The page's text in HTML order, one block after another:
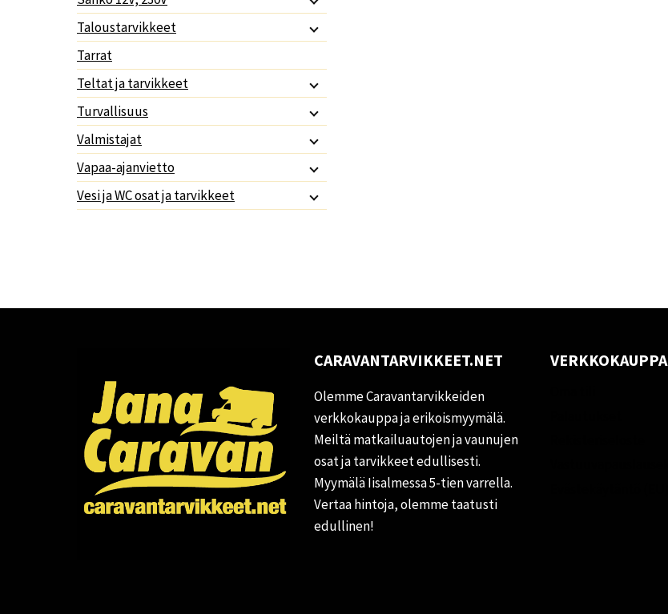
Taloustarvikkeet
Tarrat
Teltat ja tarvikkeet
Turvallisuus
Valmistajat
Vapaa-ajanvietto
Vesi ja WC osat ja tarvikkeet
CARAVANTARVIKKEET.NET
Olemme Caravantarvikkeiden
verkkokauppa ja erikoismyymälä.
Meiltä matkailuautojen ja vaunujen
osat ja tarvikkeet edullisesti.
Myymälä Iisalmessa 5-tien varrella.
Vertaa hintoja, olemme taatusti
edullinen!
VERKKOKAUPPA